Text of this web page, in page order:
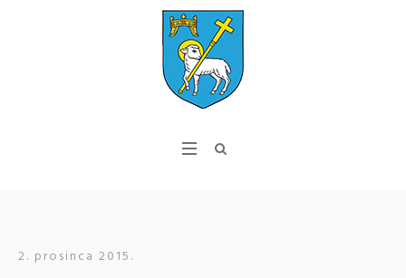
2. prosinca 2015.